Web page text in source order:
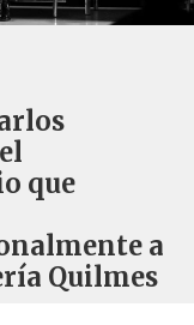
que
a
Quilmes